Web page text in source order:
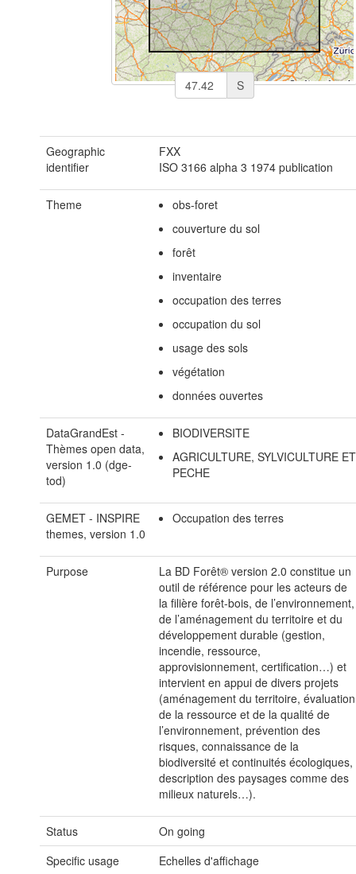
S
Geographic
identifier
FXX
ISO 3166 alpha 3 1974 publication
Theme
obs-foret
couverture du sol
forêt
inventaire
occupation des terres
occupation du sol
usage des sols
végétation
données ouvertes
DataGrandEst -
Thèmes open data,
version 1.0 (dge-
tod)
BIODIVERSITE
AGRICULTURE, SYLVICULTURE ET
PECHE
GEMET - INSPIRE
themes, version 1.0
Occupation des terres
Purpose
La BD Forêt® version 2.0 constitue un
outil de référence pour les acteurs de
la filière forêt-bois, de l’environnement,
de l’aménagement du territoire et du
développement durable (gestion,
incendie, ressource,
approvisionnement, certification…) et
intervient en appui de divers projets
(aménagement du territoire, évaluation
de la ressource et de la qualité de
l’environnement, prévention des
risques, connaissance de la
biodiversité et continuités écologiques,
description des paysages comme des
milieux naturels…).
Status
On going
Specific usage
Echelles d'affichage